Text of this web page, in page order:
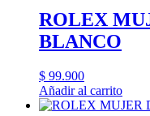
ROLEX
BLANCO
$ 99.900
Añadir al carrito